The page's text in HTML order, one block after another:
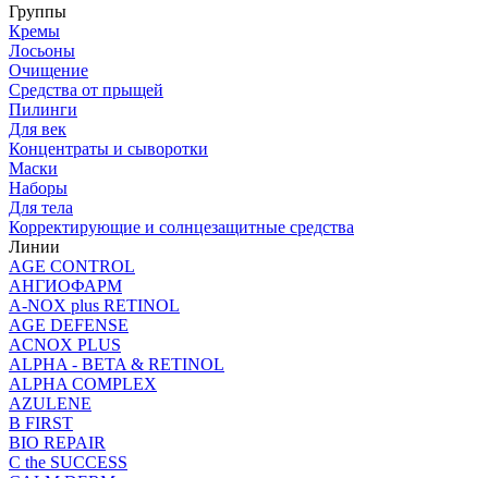
Группы
Кремы
Лосьоны
Очищение
Средства от прыщей
Пилинги
Для век
Концентраты и сыворотки
Маски
Наборы
Для тела
Корректирующие и солнцезащитные средства
Линии
AGE CONTROL
АНГИОФАРМ
A-NOX plus RETINOL
AGE DEFENSE
ACNOX PLUS
ALPHA - BETA & RETINOL
ALPHA COMPLEX
AZULENE
B FIRST
BIO REPAIR
C the SUCCESS